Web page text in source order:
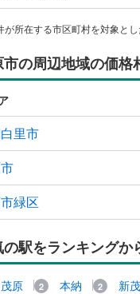
が所在する市区町村を対象とし
市の周辺地域の価格
里市
緑区
の駅をランキングか
茂原 本納 新